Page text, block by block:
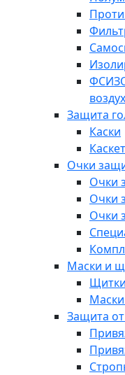
Защита
Каски
Очки
Очки
Очки
Очки
Маски и
Защита